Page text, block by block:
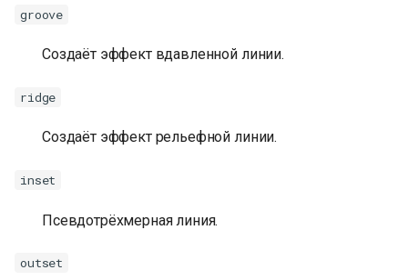
groove
Создаёт эффект вдавленной линии.
ridge
Создаёт эффект рельефной линии.
inset
Псевдотрёхмерная линия.
outset